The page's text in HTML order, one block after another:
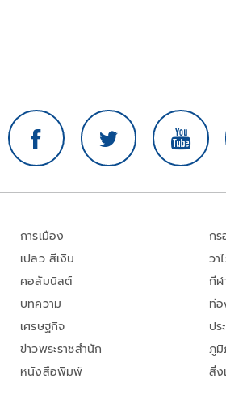
การเมือง
เปลว สีเงิน
คอลัมนิสต์
บทความ
เศรษฐกิจ
ข่าวพระราชสำนัก
หนังสือพิมพ์
ก
วา
กีฬ
ท่
ปร
ภูมิ
สิ่